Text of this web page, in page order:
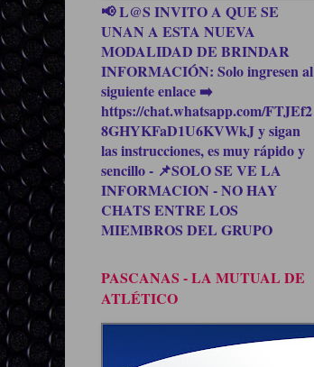
📢 L@S INVITO A QUE SE
UNAN A ESTA NUEVA
MODALIDAD DE BRINDAR
INFORMACIÓN: Solo ingresen al
siguiente enlace ➡️
https://chat.whatsapp.com/FTJEf2
8GHYKFaD1U6KVWkJ y sigan
las instrucciones, es muy rápido y
sencillo - 📌SOLO SE VE LA
INFORMACION - NO HAY
CHATS ENTRE LOS
MIEMBROS DEL GRUPO
PASCANAS - LA MUTUAL DE
ATLÉTICO